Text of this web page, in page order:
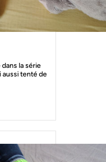
dans la série
aussi tenté de